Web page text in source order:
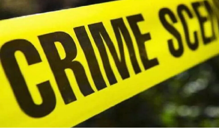
തുടര്‍ന്ന് നടത്തിയ പരിശോധനയില്‍ ഓം ഗ്ലോബല്‍
ഓപ്പറേഷന്‍, എസ്എസ്ജി ലിമിറ്റഡ്, രംഭ
ഇന്‍ഫ്രാസ്ട്രക്ചര്‍ പ്രൈവറ്റ് ലിമിറ്റഡ്, യൂണിറ്റി
കണ്‍സ്ട്രക്ഷന്‍ പ്രൈവറ്റ് ലിമിറ്റഡ് എന്നിവയുടെ
പ്രവര്‍ത്തനം നിര്‍ത്താന്‍ ഉത്തരവിട്ടിരുന്നു.
താനെയിലും നവി മുംബൈയിലും ആറ് ആര്‍എംസി
യൂണിറ്റുകളും കല്യാണില്‍ ഒന്‍പത് യൂണിറ്റുകളും
മാനദണ്ഡങ്ങള്‍ ലംഘിച്ചതായി കണ്ടെത്തി.തുടര്‍ന്ന്
പ്രവര്‍ത്തനം അവസാനിപ്പിക്കാന്‍ ഉത്തരവിട്ടതായി